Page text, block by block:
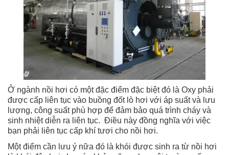
Ở ngành nồi hơi có một đặc điểm đặc biệt đó là Oxy phải
được cấp liên tục vào buồng đốt lò hơi với áp suất và lưu
lượng, công suất phù hợp để đảm bảo quá trình cháy và
sinh nhiệt diễn ra liên tục. Điều này đồng nghĩa với việc
bạn phải liên tục cấp khí tươi cho nồi hơi.
Một điểm cần lưu ý nữa đó là khói được sinh ra từ nồi hơi